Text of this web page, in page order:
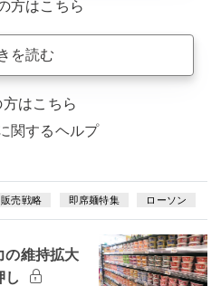
方はこちら
を読む
はこちら
関するヘルプ
売戦略 即席麺特集 ローソン
維持拡大
し